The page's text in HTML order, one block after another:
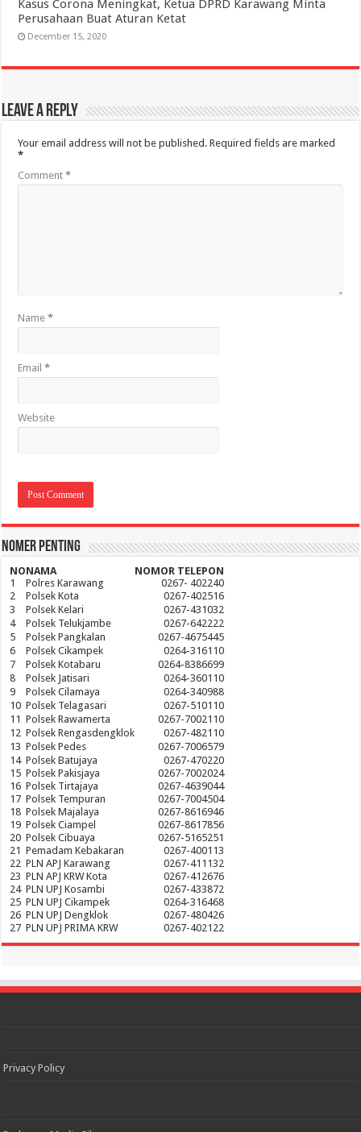
Kasus Corona Meningkat, Ketua DPRD Karawang Minta
Perusahaan Buat Aturan Ketat
December 15, 2020
Leave a Reply
Your email address will not be published. Required fields are marked
*
Comment*
Name*
Email*
Website
Nomer Penting
NONAMA
NOMOR TELEPON
1
Polres Karawang
0267- 402240
2
Polsek Kota
0267-402516
3
Polsek Kelari
0267-431032
4
Polsek Telukjambe
0267-642222
5
Polsek Pangkalan
0267-4675445
6
Polsek Cikampek
0264-316110
7
Polsek Kotabaru
0264-8386699
8
Polsek Jatisari
0264-360110
9
Polsek Cilamaya
0264-340988
10 Polsek Telagasari
0267-510110
11 Polsek Rawamerta
0267-7002110
12 Polsek Rengasdengklok
0267-482110
13 Polsek Pedes
0267-7006579
14 Polsek Batujaya
0267-470220
15 Polsek Pakisjaya
0267-7002024
16 Polsek Tirtajaya
0267-4639044
17 Polsek Tempuran
0267-7004504
18 Polsek Majalaya
0267-8616946
19 Polsek Ciampel
0267-8617856
20 Polsek Cibuaya
0267-5165251
21 Pemadam Kebakaran
0267-400113
22 PLN APJ Karawang
0267-411132
23 PLN APJ KRW Kota
0267-412676
24 PLN UPJ Kosambi
0267-433872
25 PLN UPJ Cikampek
0264-316468
26 PLN UPJ Dengklok
0267-480426
27 PLN UPJ PRIMA KRW 0267-402122
Privacy Policy